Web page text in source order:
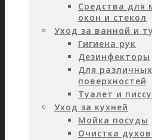
Средства для
окон и стекол
Уход за ванной и
Гигиена рук
Дезинфекторы
Для различных
поверхностей
Туалет и
Уход за кухней
Мойка посуды
Очистка